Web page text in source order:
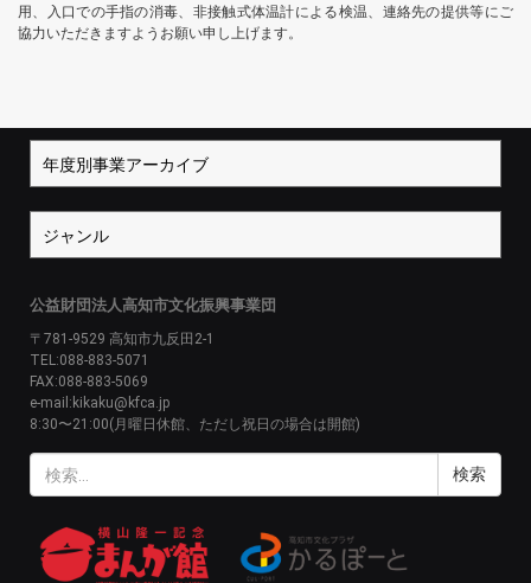
用、入口での手指の消毒、非接触式体温計による検温、連絡先の提供等にご
協力いただきますようお願い申し上げます。
公益財団法人高知市文化振興事業団
〒781-9529 高知市九反田2-1
TEL:088-883-5071
FAX:088-883-5069
e-mail:kikaku@kfca.jp
8:30〜21:00(月曜日休館、ただし祝日の場合は開館)
索: